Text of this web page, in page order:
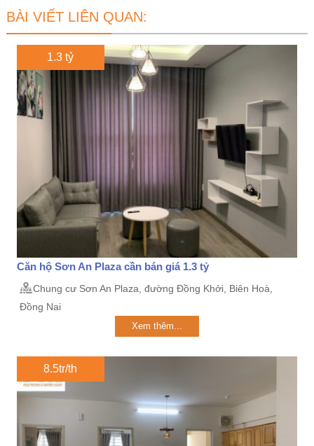
BÀI VIẾT LIÊN QUAN:
1.3 tỷ
Căn hộ Sơn An Plaza cần bán giá 1.3 tỷ
Chung cư Sơn An Plaza, đường Đồng Khởi, Biên Hoà,
Đồng Nai
Xem thêm...
8.5tr/th